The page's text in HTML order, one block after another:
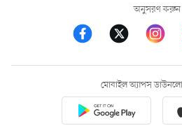
অনুসরণ করুন
মোবাইল অ্যাপস